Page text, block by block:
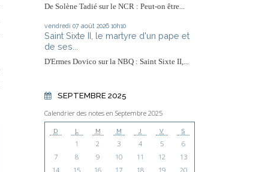
De Solène Tadié sur le NCR : Peut-on être...
vendredi 07 août 2026 10h10
Saint Sixte II, le martyre d'un pape et
de ses...
D'Ermes Dovico sur la NBQ : Saint Sixte II,...
SEPTEMBRE 2025
Calendrier des notes en Septembre 2025
D L M M J V S
1 2 3 4 5
6
7
8 9 10 11 12
13
14
15 16 17 18 19 20